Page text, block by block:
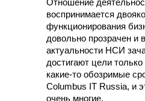
Отношение
воспринимается
функционирования
довольно прозрачен и
актуальности НСИ
достигают цели
какие-то обозримые
Columbus IT Russia, и
очень многие.